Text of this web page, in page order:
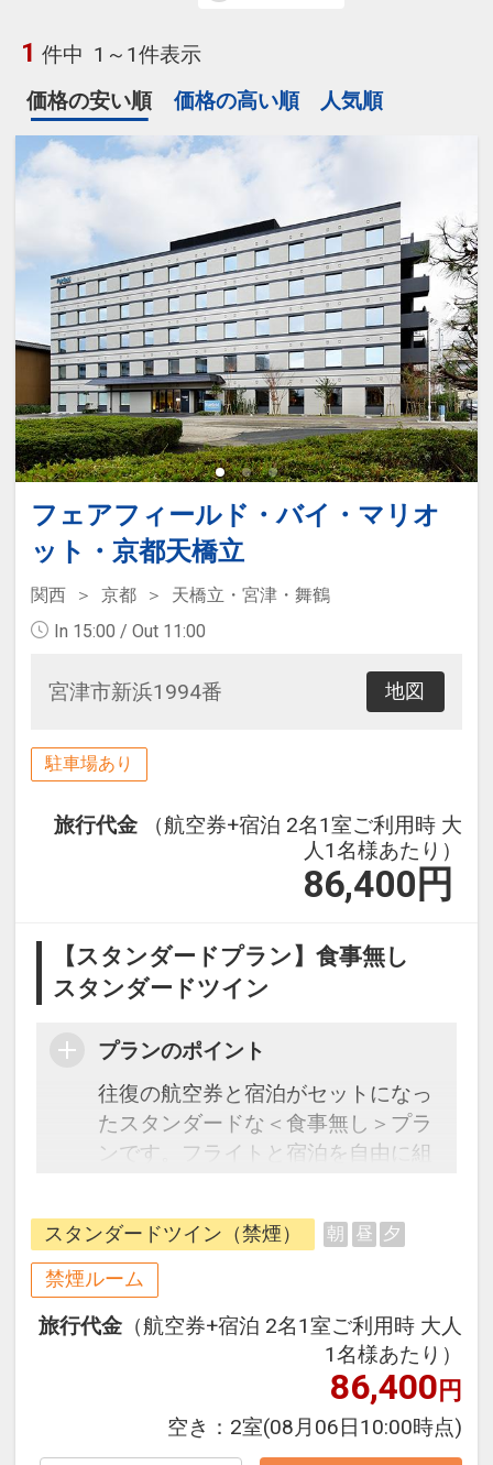
1 件中 1～1件表示
価格の安い順
価格の高い順 人気順
フェアフィールド・バイ・マリオ
ット・京都天橋立
関西 京都
天橋立・宮津・舞鶴
In 15:00 / Out 11:00
宮津市新浜1994番 地図
駐車場あり
旅行代金
（航空券+宿泊 2名1室ご利用時 大
人1名様あたり）
86,400 円
【スタンダードプラン】食事無し
スタンダードツイン
プランのポイント
往復の航空券と宿泊がセットになっ
たスタンダードな＜食事無し＞プラ
ンです。フライトと宿泊を自由に組
ージだから、一都市滞在はもちろん
周遊旅行にも最適！
旅行期間中の1泊だけの宿泊や延
泊・飛び泊なども自由自在です。
フライトは、安心のJAL（または
JALグループ）確約！フライトマイ
オプションでレンタカーや現地交
スタンダードツイン（禁煙） 朝 昼 夕
禁煙ルーム
旅行代金 （航空券+宿泊 2名1室ご利用時 大人
1名様あたり）
86,400円
空き： 2室(08月06日10:00時点)